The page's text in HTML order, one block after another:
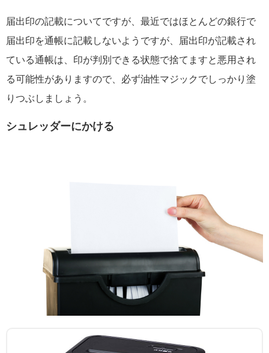
届出印の記載についてですが、最近ではほとんどの銀行で
届出印を通帳に記載しないようですが、届出印が記載され
ている通帳は、印が判別できる状態で捨てますと悪用され
る可能性がありますので、必ず油性マジックでしっかり塗
りつぶしましょう。
シュレッダーにかける